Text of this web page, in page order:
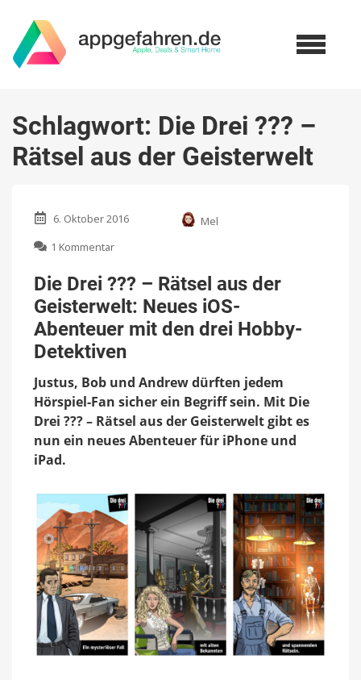
Schlagwort: Die Drei ??? –
Rätsel aus der Geisterwelt
6. Oktober 2016
Mel
1 Kommentar
Drei
???
–
Rätsel
aus
der
Neues
iOS-
Abenteuer
mit
den
Detektiven
Die Drei ??? – Rätsel aus der
Geisterwelt: Neues iOS-
Abenteuer mit den drei Hobby-
Detektiven
Justus, Bob und Andrew dürften jedem
Hörspiel-Fan sicher ein Begriff sein. Mit Die
Drei ??? – Rätsel aus der Geisterwelt gibt es
nun ein neues Abenteuer für iPhone und
iPad.